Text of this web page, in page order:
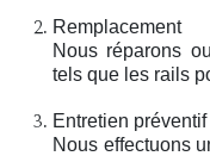
Remplacement
Nous réparons
tels que les rails
Entretien préventif
Nous effectuons